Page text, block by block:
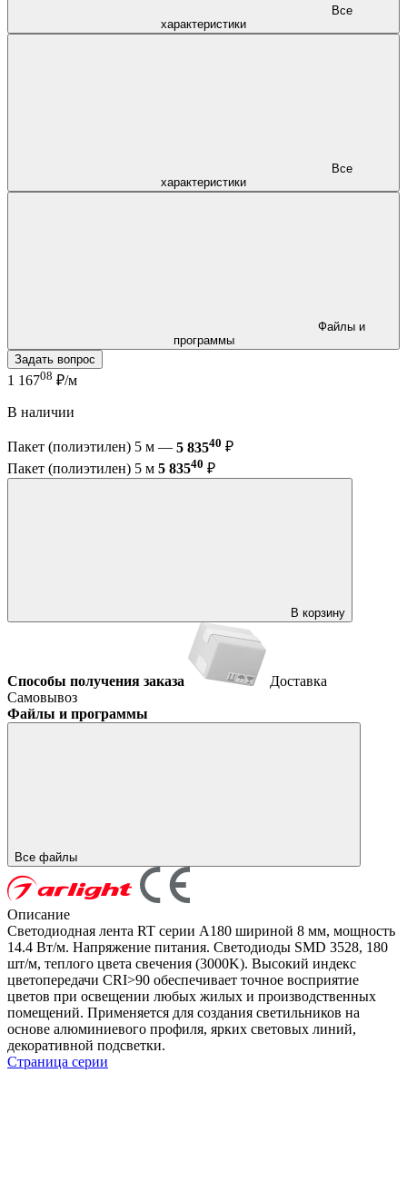
характеристики
характеристики
программы
Задать вопрос
1 16708 ₽/м
В наличии
Пакет (полиэтилен) 5 м — 5 83540 ₽
Пакет (полиэтилен) 5 м 5 83540 ₽
В корзину
Способы получения заказа
Доставка
Самовывоз
Файлы и программы
Все файлы
Описание
Светодиодная лента RT серии A180 шириной 8 мм, мощность
14.4 Вт/м. Напряжение питания. Светодиоды SMD 3528, 180
шт/м, теплого цвета свечения (3000K). Высокий индекс
цветопередачи CRI>90 обеспечивает точное восприятие
цветов при освещении любых жилых и производственных
помещений. Применяется для создания светильников на
основе алюминиевого профиля, ярких световых линий,
декоративной подсветки.
Страница серии